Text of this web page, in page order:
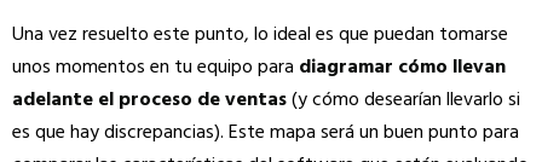
Una vez resuelto este punto, lo ideal es que puedan tomarse
unos momentos en tu equipo para diagramar cómo llevan
adelante el proceso de ventas(y cómo desearían llevarlo si
es que hay discrepancias). Este mapa será un buen punto para